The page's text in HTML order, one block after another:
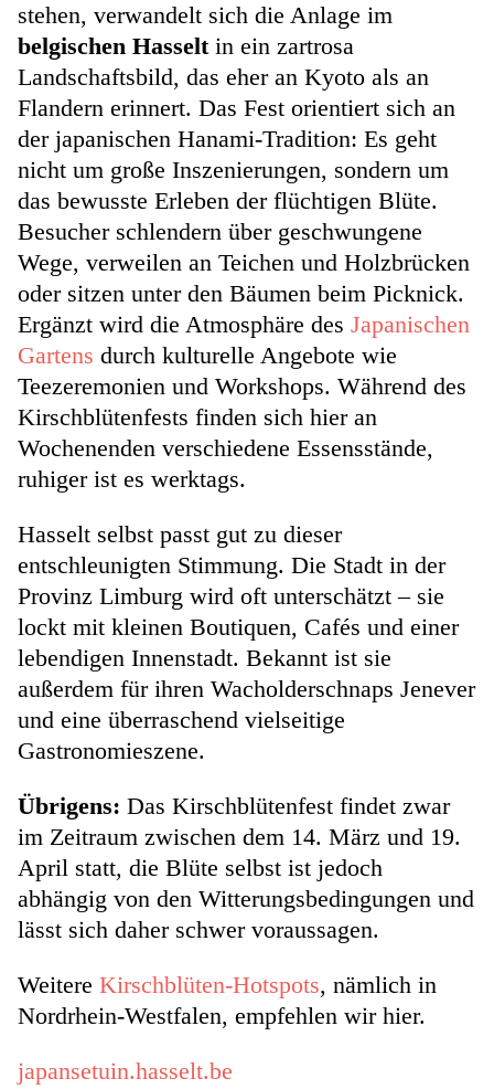
stehen, verwandelt sich die Anlage im
belgischen Hasseltin ein zartrosa
Landschaftsbild, das eher an Kyoto als an
Flandern erinnert. Das Fest orientiert sich an
der japanischen Hanami-Tradition: Es geht
nicht um große Inszenierungen, sondern um
das bewusste Erleben der flüchtigen Blüte.
Besucher schlendern über geschwungene
Wege, verweilen an Teichen und Holzbrücken
oder sitzen unter den Bäumen beim Picknick.
Ergänzt wird die Atmosphäre des Japanischen
Gartens durch kulturelle Angebote wie
Teezeremonien und Workshops. Während des
Kirschblütenfests finden sich hier an
Wochenenden verschiedene Essensstände,
ruhiger ist es werktags.
Hasselt selbst passt gut zu dieser
entschleunigten Stimmung. Die Stadt in der
Provinz Limburg wird oft unterschätzt – sie
lockt mit kleinen Boutiquen, Cafés und einer
lebendigen Innenstadt. Bekannt ist sie
außerdem für ihren Wacholderschnaps Jenever
und eine überraschend vielseitige
Gastronomieszene.
Übrigens: Das Kirschblütenfest findet zwar
im Zeitraum zwischen dem 14. März und 19.
April statt, die Blüte selbst ist jedoch
abhängig von den Witterungsbedingungen und
lässt sich daher schwer voraussagen.
Weitere Kirschblüten-Hotspots, nämlich in
Nordrhein-Westfalen, empfehlen wir hier.
japansetuin.hasselt.be